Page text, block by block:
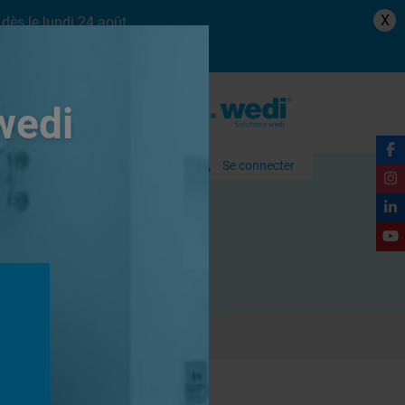
le lundi 24 août. X
Se connecter